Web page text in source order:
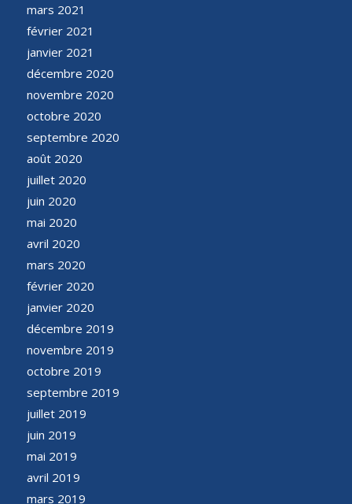
mars 2021
février 2021
janvier 2021
décembre 2020
novembre 2020
octobre 2020
septembre 2020
août 2020
juillet 2020
juin 2020
mai 2020
avril 2020
mars 2020
février 2020
janvier 2020
décembre 2019
novembre 2019
octobre 2019
septembre 2019
juillet 2019
juin 2019
mai 2019
avril 2019
mars 2019